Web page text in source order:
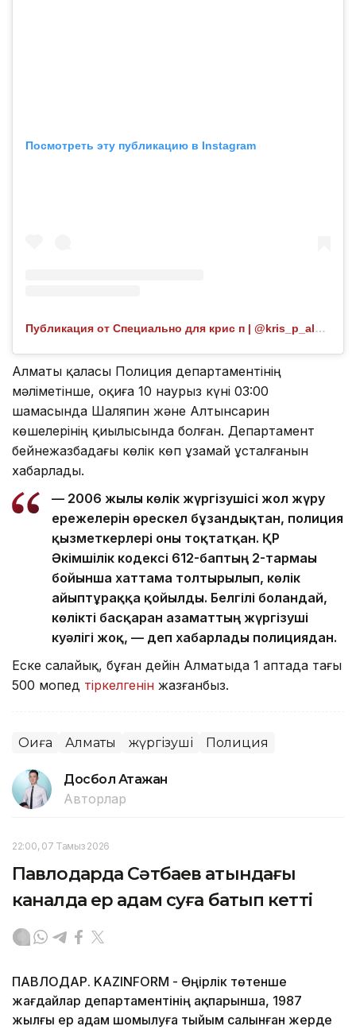
Посмотреть эту публикацию в Instagram
Публикация от Специально для крис п | @kris_p_almata (@kris_p_almata)
Алматы қаласы Полиция департаментінің
мәліметінше, оқиға 10 наурыз күні 03:00
шамасында Шаляпин және Алтынсарин
көшелерінің қиылысында болған. Департамент
бейнежазбадағы көлік көп ұзамай ұсталғанын
хабарлады.
— 2006 жылғы көлік жүргізушісі жол жүру
ережелерін өрескел бұзғандықтан, полиция
қызметкерлері оны тоқтатқан. ҚР
Әкімшілік кодексі 612-баптың 2-тармағы
бойынша хаттама толтырылып, көлік
айыптұраққа қойылды. Белгілі болғандай,
көлікті басқарған азаматтың жүргізуші
куәлігі жоқ, — деп хабарлады полициядан.
Еске салайық, бұған дейін Алматыда 1 аптада тағы
500 мопед тіркелгенін жазғанбыз.
Оқиға Алматы жүргізуші Полиция
Досбол Атажан
Авторлар
22:00, 07 Тамыз 2026
Павлодарда Сәтбаев атындағы
каналда ер адам суға батып кетті
ПАВЛОДАР. KAZINFORM - Өңірлік төтенше
жағдайлар департаментінің ақпарынша, 1987
жылғы ер адам шомылуға тыйым салынған жерде